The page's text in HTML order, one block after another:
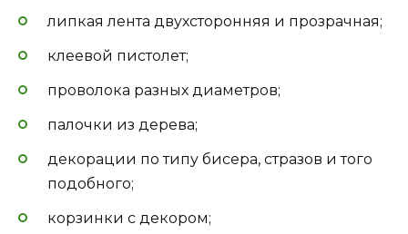
липкая лента двухсторонняя и прозрачная;
клеевой пистолет;
проволока разных диаметров;
палочки из дерева;
декорации по типу бисера, стразов и того
подобного;
корзинки с декором;